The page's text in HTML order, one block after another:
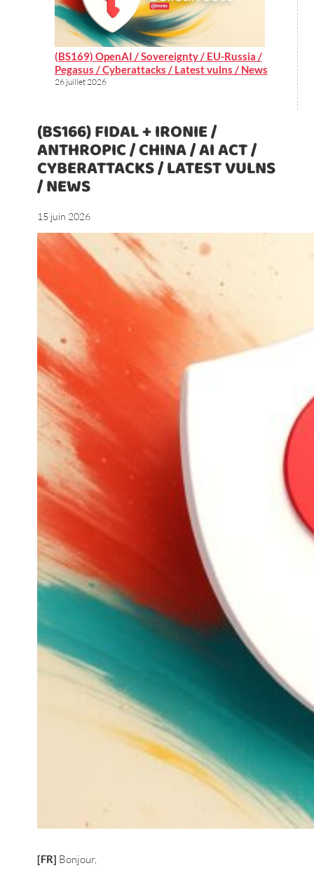
(BS169) OpenAI / Sovereignty / EU-Russia /
Pegasus / Cyberattacks / Latest vulns / News
26 juillet 2026
(BS166) FIDAL + IRONIE /
ANTHROPIC / CHINA / AI ACT /
CYBERATTACKS / LATEST VULNS
/ NEWS
15 juin 2026
[FR] Bonjour,